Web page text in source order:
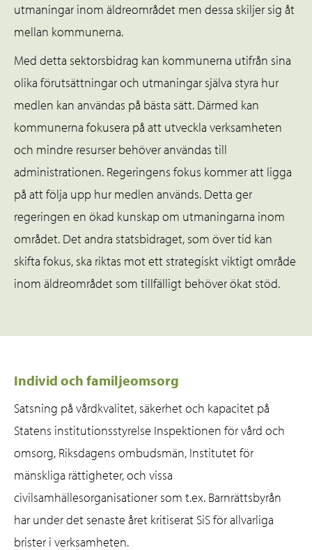
utmaningar inom äldreområdet men dessa skiljer sig åt
mellan kommunerna.
Med detta sektorsbidrag kan kommunerna utifrån sina
olika förutsättningar och utmaningar själva styra hur
medlen kan användas på bästa sätt. Därmed kan
kommunerna fokusera på att utveckla verksamheten
och mindre resurser behöver användas till
administrationen. Regeringens fokus kommer att ligga
på att följa upp hur medlen används. Detta ger
regeringen en ökad kunskap om utmaningarna inom
området. Det andra statsbidraget, som över tid kan
skifta fokus, ska riktas mot ett strategiskt viktigt område
inom äldreområdet som tillfälligt behöver ökat stöd.
Individ och familjeomsorg
Satsning på vårdkvalitet, säkerhet och kapacitet på
Statens institutionsstyrelse Inspektionen för vård och
omsorg, Riksdagens ombudsmän, Institutet för
mänskliga rättigheter, och vissa
civilsamhällesorganisationer som t.ex. Barnrättsbyrån
har under det senaste året kritiserat SiS för allvarliga
brister i verksamheten.